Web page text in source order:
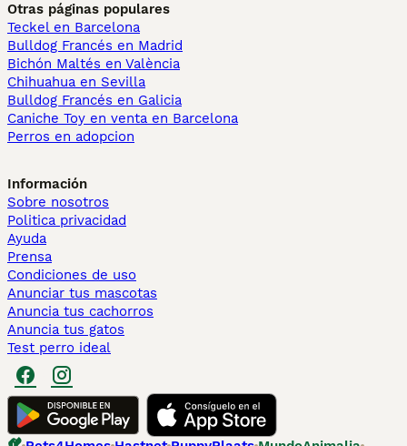
Otras páginas populares
Teckel en Barcelona
Bulldog Francés en Madrid
Bichón Maltés en València
Chihuahua en Sevilla
Bulldog Francés en Galicia
Caniche Toy en venta en Barcelona
Perros en adopcion
Información
Sobre nosotros
Politica privacidad
Ayuda
Prensa
Condiciones de uso
Anunciar tus mascotas
Anuncia tus cachorros
Anuncia tus gatos
Test perro ideal